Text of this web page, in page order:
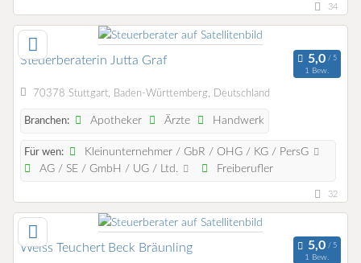
34
Steuerberaterin Jutta Graf
1 Bew.
70378 Stuttgart, Baden-Württemberg, Deutschland
Branchen: Apotheker Ärzte Handwerk
Für wen:
Kleinunternehmer / GbR / OHG / KG / PersG
AG / SE / GmbH / UG / Ltd.
Freiberufler
32
Weiss Teuchert Beck Bräunling
1 Bew.